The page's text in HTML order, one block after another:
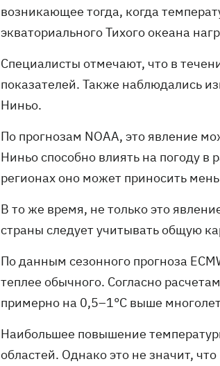
возникающее тогда, когда
экваториального Тихого океана
Специалисты отмечают, что в
показателей. Также наблюдались
Ниньо.
По прогнозам NOAA, это явление
Ниньо способно влиять на погоду в
регионах оно может приносить
В то же время, не только это
страны следует учитывать общую
По данным сезонного прогноза
теплее обычного. Согласно
примерно на 0,5–1°C выше
Наибольшее повышение
областей. Однако это не значит,